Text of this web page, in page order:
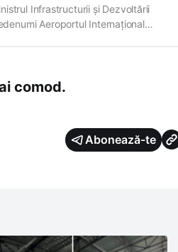
Infrastructurii și Dezvoltării
Aeroportul Internațional
comod.
Abonează-te